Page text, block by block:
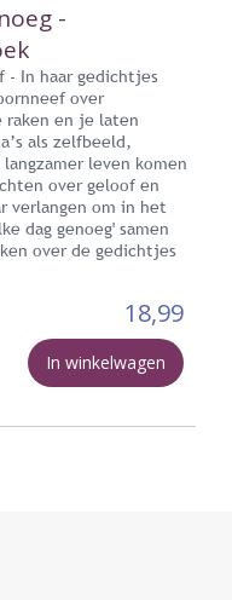
-
- In haar gedichtjes
over
raken en je laten
als zelfbeeld,
leven komen
over geloof en
verlangen om in het
dag genoeg' samen
over de gedichtjes
18,99
In winkelwagen